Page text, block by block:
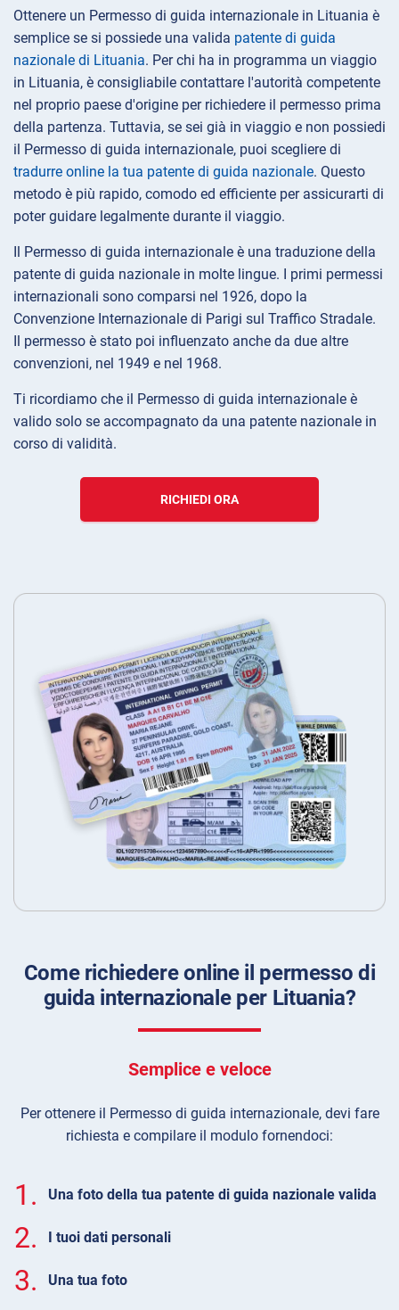
Ottenere un Permesso di guida internazionale in Lituania è
semplice se si possiede una valida patente di guida
nazionale di Lituania. Per chi ha in programma un viaggio
in Lituania, è consigliabile contattare l'autorità competente
nel proprio paese d'origine per richiedere il permesso prima
della partenza. Tuttavia, se sei già in viaggio e non possiedi
il Permesso di guida internazionale, puoi scegliere di
tradurre online la tua patente di guida nazionale. Questo
metodo è più rapido, comodo ed efficiente per assicurarti di
poter guidare legalmente durante il viaggio.
Il Permesso di guida internazionale è una traduzione della
patente di guida nazionale in molte lingue. I primi permessi
internazionali sono comparsi nel 1926, dopo la
Convenzione Internazionale di Parigi sul Traffico Stradale.
Il permesso è stato poi influenzato anche da due altre
convenzioni, nel 1949 e nel 1968.
Ti ricordiamo che il Permesso di guida internazionale è
valido solo se accompagnato da una patente nazionale in
corso di validità.
RICHIEDI ORA
Come richiedere online il permesso di
guida internazionale per Lituania?
Semplice e veloce
Per ottenere il Permesso di guida internazionale, devi fare
richiesta e compilare il modulo fornendoci:
1. Una foto della tua patente di guida nazionale valida
2. I tuoi dati personali
3. Una tua foto